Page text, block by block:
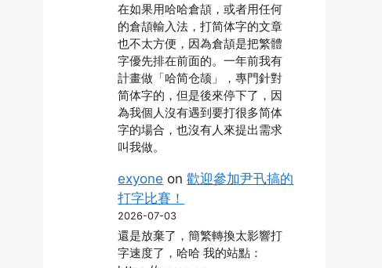
在如果用哈哈倉頡，或者用任何
的倉頡輸入法，打简体字的文章
也不太方便，因為倉頡是把繁體
字優先排在前面的。一年前我有
計畫做「哈简仓颉」，專門針對
简体字的，但是後來停下了，因
為我個人沒有遇到要打很多简体
字的場合，也沒有人來提出需求
叫我做。
exyone on歡迎參加尹卂搞的
打字比賽！
2026-07-03
還是放棄了，簡繁轉換太影響打
字速度了，哈哈 我的站點：